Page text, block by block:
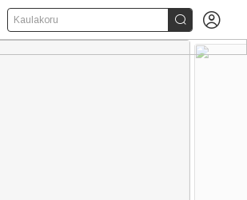
Kaulakoru  